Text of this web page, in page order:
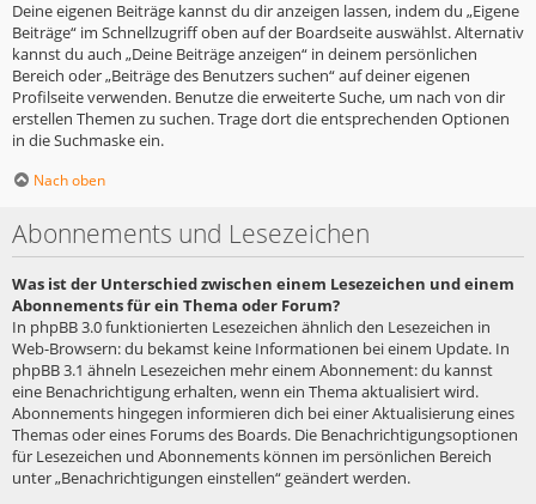
Deine eigenen Beiträge kannst du dir anzeigen lassen, indem du „Eigene
Beiträge“ im Schnellzugriff oben auf der Boardseite auswählst. Alternativ
kannst du auch „Deine Beiträge anzeigen“ in deinem persönlichen
Bereich oder „Beiträge des Benutzers suchen“ auf deiner eigenen
Profilseite verwenden. Benutze die erweiterte Suche, um nach von dir
erstellen Themen zu suchen. Trage dort die entsprechenden Optionen
in die Suchmaske ein.
Nach oben
Abonnements und Lesezeichen
Was ist der Unterschied zwischen einem Lesezeichen und einem
Abonnements für ein Thema oder Forum?
In phpBB 3.0 funktionierten Lesezeichen ähnlich den Lesezeichen in
Web-Browsern: du bekamst keine Informationen bei einem Update. In
phpBB 3.1 ähneln Lesezeichen mehr einem Abonnement: du kannst
eine Benachrichtigung erhalten, wenn ein Thema aktualisiert wird.
Abonnements hingegen informieren dich bei einer Aktualisierung eines
Themas oder eines Forums des Boards. Die Benachrichtigungsoptionen
für Lesezeichen und Abonnements können im persönlichen Bereich
unter „Benachrichtigungen einstellen“ geändert werden.